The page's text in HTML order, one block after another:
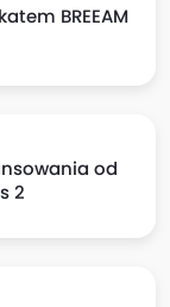
BREEAM
od
2